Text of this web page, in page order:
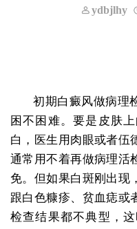
ydbjlhy
初期白癜风做病理
困不困难。要是皮肤
白，医生用肉眼或者伍
通常用不着再做病理活
免。但如果白斑刚出现
跟白色糠疹、贫血痣或
检查结果都不典型，